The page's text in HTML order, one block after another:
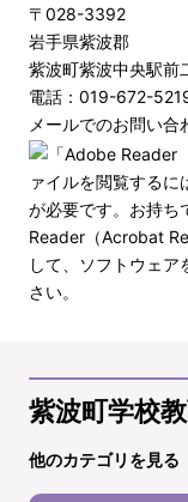
〒028-3392
岩手県紫波郡
紫波町紫波中央駅前
電話：019-672-5219
メールでのお問い合
ァイルを閲覧する
が必要です。お持ち
Reader（Acrobat
して、ソフトウェ
さい。
紫波町学校
他のカテゴリを見る